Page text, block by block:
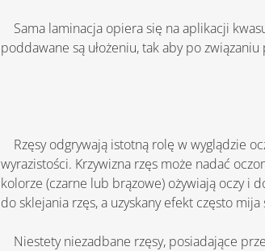
poddawane są ułożeniu, tak aby po
wyrazistości. Krzywizna rzęs może nadać
kolorze (czarne lub brązowe) ożywiają oczy i
do sklejania rzęs, a uzyskany efekt często